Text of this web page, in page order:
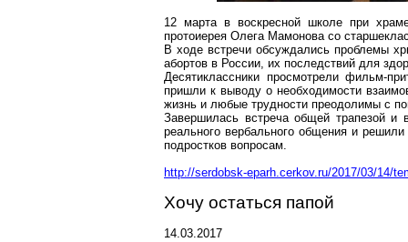
12 марта в воскресной школе при
протоиерея Олега Мамонова со
В ходе встречи обсуждались проблемы
абортов в России, их последствий для
Десятиклассники просмотрели фильм-
пришли к выводу о необходимости
жизнь и любые трудности преодолимы с
Завершилась встреча общей трапезой
реального вербального общения и
подростков вопросам.
http://serdobsk-eparh.cerkov.ru/2017/03/14/
Хочу остаться папой
14.03.2017